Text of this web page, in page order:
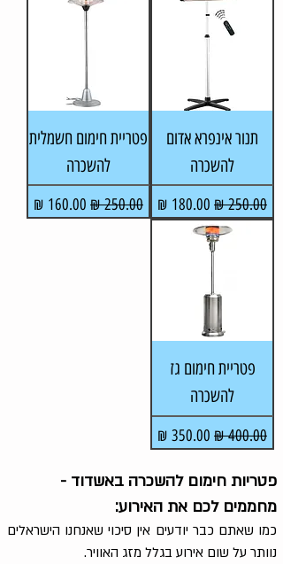
תנור אינפרא אדום
להשכרה
מחיר רגיל מחיר מבצע
פטריית חימום חשמלית
להשכרה
מחיר רגיל מחיר מבצע
פטריית חימום גז
להשכרה
מחיר רגיל מחיר מבצע
פטריות חימום להשכרה באשדוד -
מחממים לכם את האירוע:
כמו שאתם כבר יודעים אין סיכוי שאנחנו הישראלים
נוותר על שום אירוע בגלל מזג האוויר.